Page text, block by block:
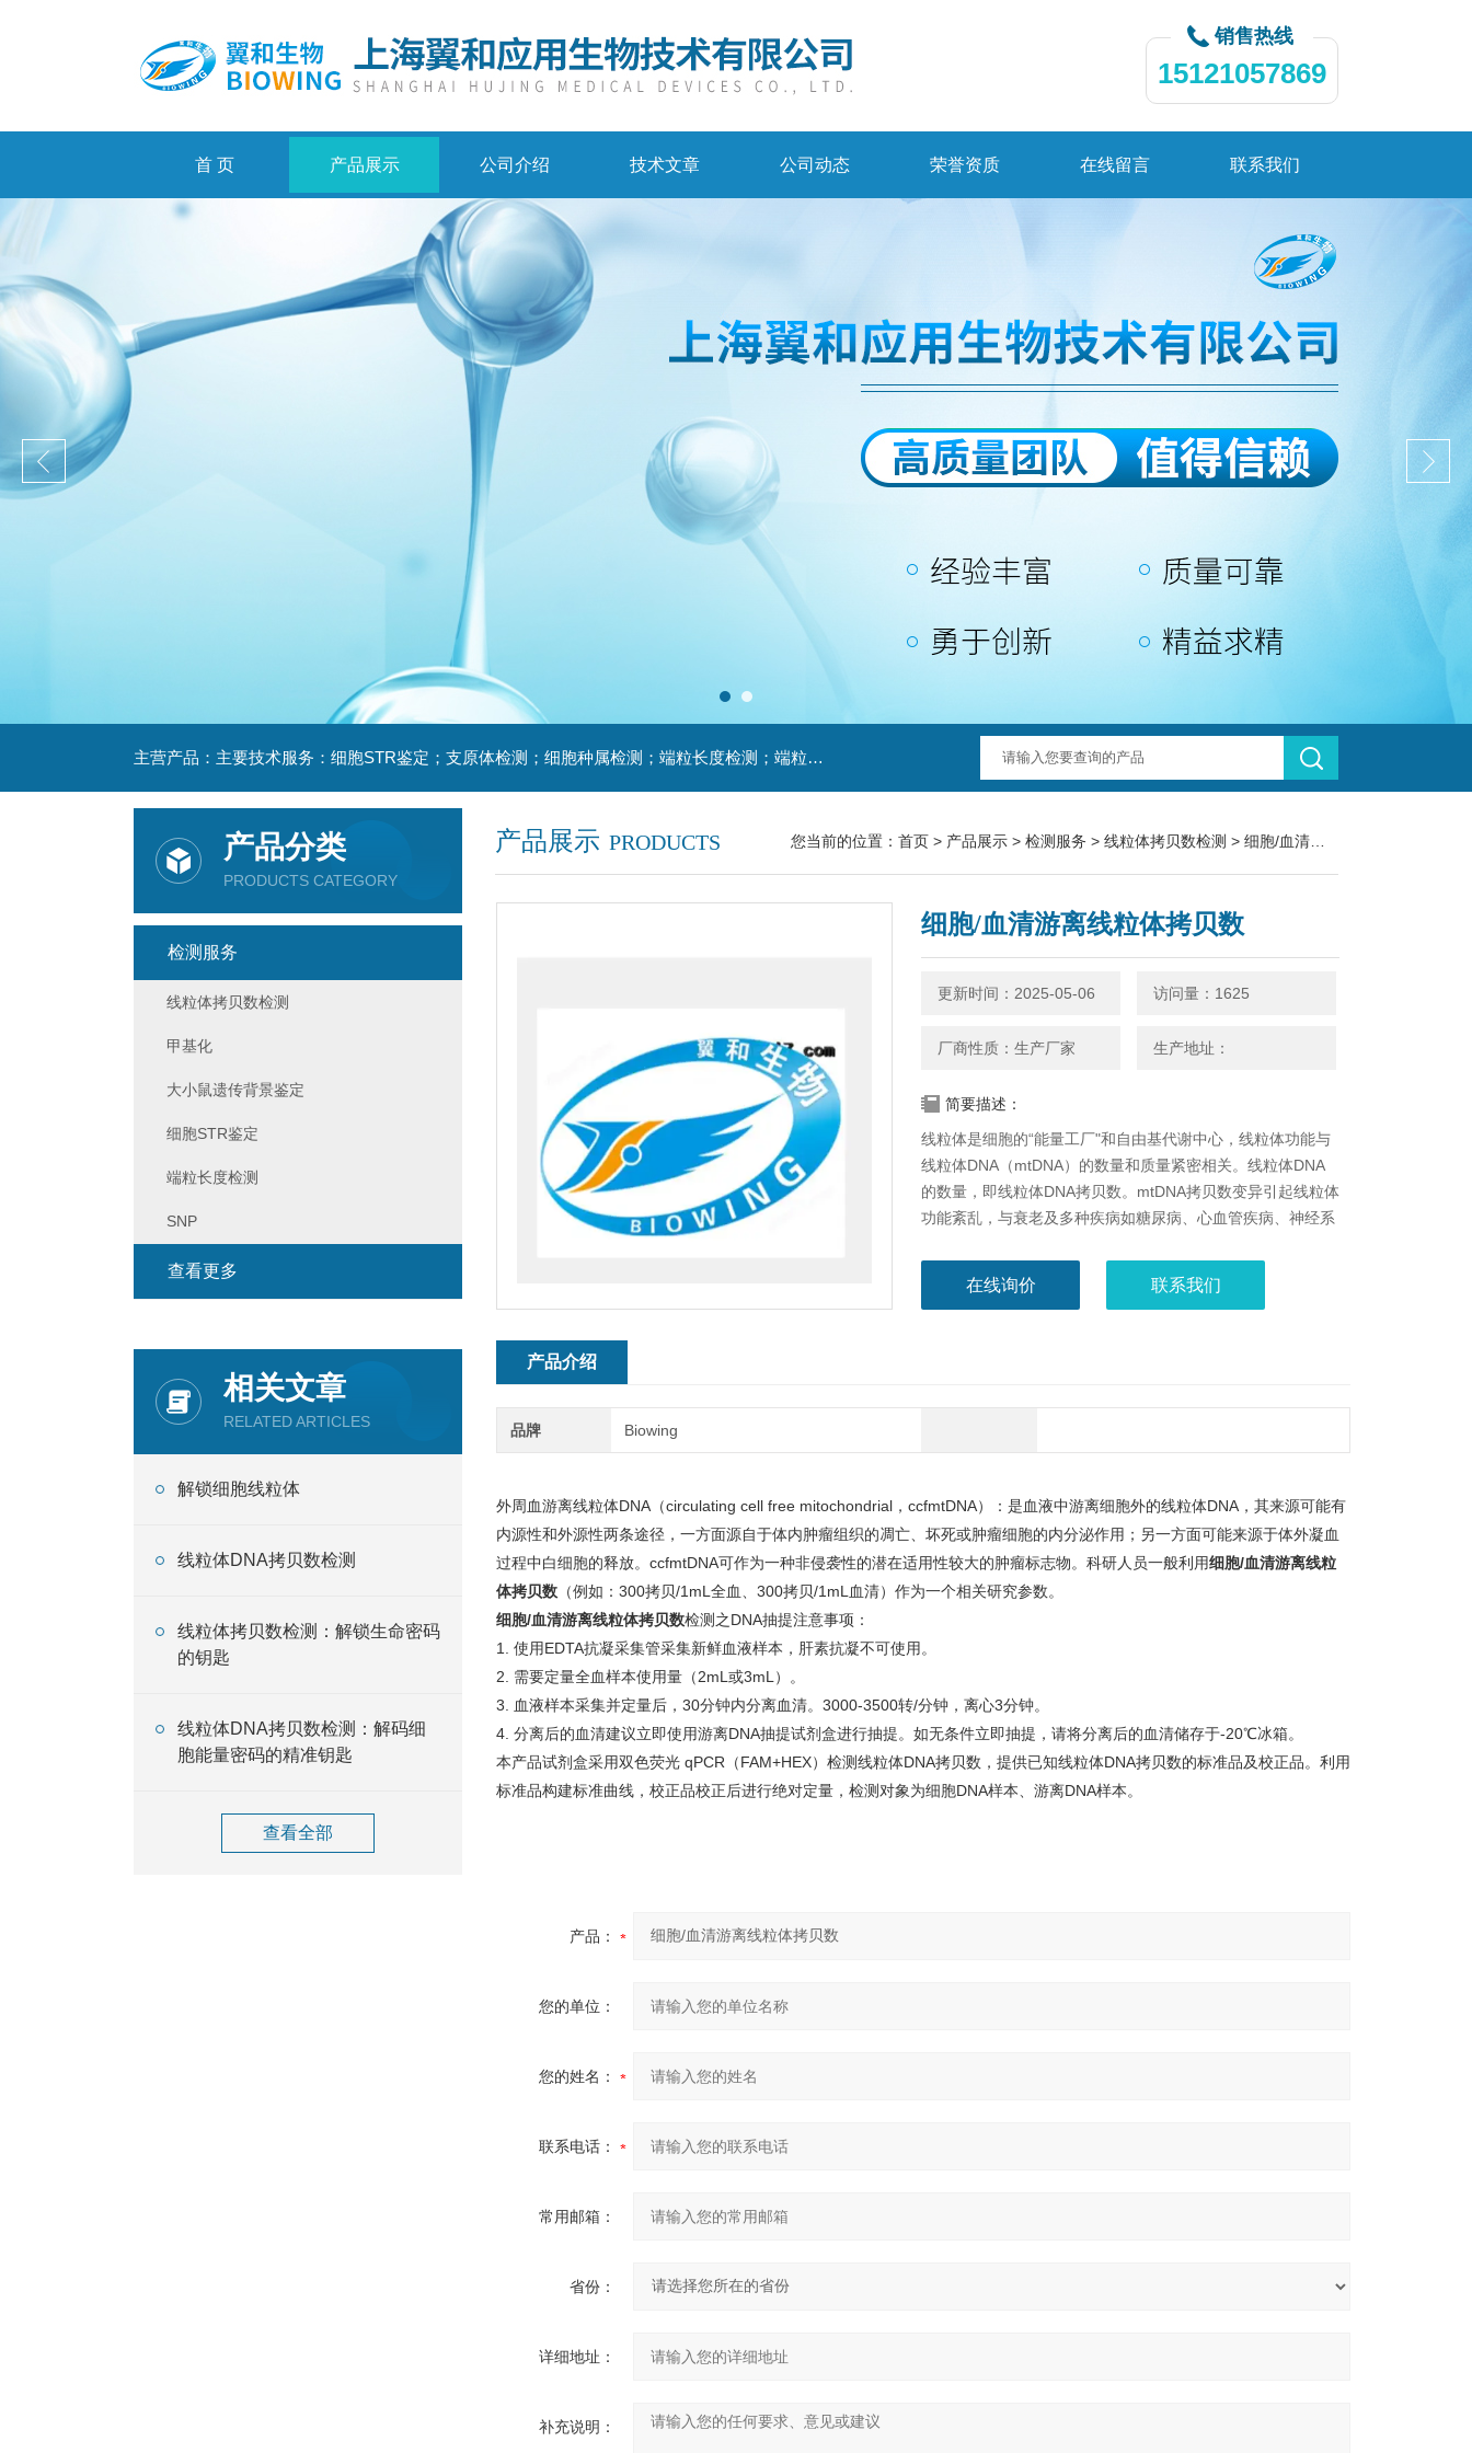
销售热线
15121057869
首 页 产品展示 公司介绍 技术文章 公司动态 荣誉资质 在线留言 联系我们
主营产品：主要技术服务：细胞STR鉴定；支原体检测；细胞种属检测；端粒长度检测；端粒酶活性检测等。
产品展示 PRODUCTS 您当前的位置： 首页 > 产品展示 > 检测服务 > 线粒体拷贝数检测 > 细胞/血清游离线粒体拷贝数
细胞/血清游离线粒体拷贝数
更新时间：2025-05-06 访问量：1625
厂商性质：生产厂家 生产地址：
简要描述：
线粒体是细胞的“能量工厂"和自由基代谢中心，线粒体功能与
线粒体DNA（mtDNA）的数量和质量紧密相关。线粒体DNA
的数量，即线粒体DNA拷贝数。mtDNA拷贝数变异引起线粒体
功能紊乱，与衰老及多种疾病如糖尿病、心血管疾病、神经系
在线询价 联系我们
产品介绍
品牌 Biowing
外周血游离线粒体DNA（circulating cell free mitochondrial，ccfmtDNA）：是血液中游离细胞外的线粒体DNA，其来源可能有
内源性和外源性两条途径，一方面源自于体内肿瘤组织的凋亡、坏死或肿瘤细胞的内分泌作用；另一方面可能来源于体外凝血
过程中白细胞的释放。ccfmtDNA可作为一种非侵袭性的潜在适用性较大的肿瘤标志物。科研人员一般利用细胞/血清游离线粒
体拷贝数 （例如：300拷贝/1mL全血、300拷贝/1mL血清）作为一个相关研究参数。
细胞/血清游离线粒体拷贝数检测之DNA抽提注意事项：
1. 使用EDTA抗凝采集管采集新鲜血液样本，肝素抗凝不可使用。
2. 需要定量全血样本使用量（2mL或3mL）。
3. 血液样本采集并定量后，30分钟内分离血清。3000-3500转/分钟，离心3分钟。
4. 分离后的血清建议立即使用游离DNA抽提试剂盒进行抽提。如无条件立即抽提，请将分离后的血清储存于-20℃冰箱。
本产品试剂盒采用双色荧光 qPCR（FAM+HEX）检测线粒体DNA拷贝数，提供已知线粒体DNA拷贝数的标准品及校正品。利用
标准品构建标准曲线，校正品校正后进行绝对定量，检测对象为细胞DNA样本、游离DNA样本。
产品：
您的单位：
您的姓名：
联系电话：
常用邮箱：
省份：
详细地址：
补充说明：
产品分类
PRODUCTS CATEGORY
检测服务
线粒体拷贝数检测
甲基化
大小鼠遗传背景鉴定
细胞STR鉴定
端粒长度检测
SNP
查看更多
相关文章
RELATED ARTICLES
解锁细胞线粒体
线粒体DNA拷贝数检测
线粒体拷贝数检测：解锁生命密码
的钥匙
线粒体DNA拷贝数检测：解码细
胞能量密码的精准钥匙
查看全部